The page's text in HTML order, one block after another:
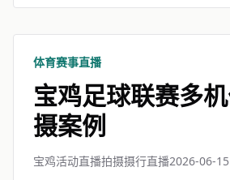
体育赛事直播
宝鸡足球联赛多
摄案例
宝鸡活动直播拍摄摄行直播2026-06-15